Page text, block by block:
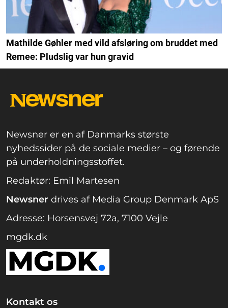
Mathilde Gøhler med vild afsløring om bruddet med
Remee: Pludslig var hun gravid
Newsner er en af Danmarks største
nyhedssider på de sociale medier – og førende
på underholdningsstoffet.
Redaktør: Emil Martesen
Newsner drives af Media Group Denmark ApS
Adresse: Horsensvej 72a, 7100 Vejle
mgdk.dk
Kontakt os